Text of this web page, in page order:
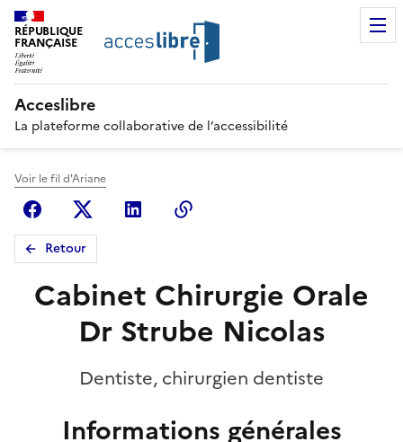
RÉPUBLIQUE
FRANÇAISE
Acceslibre
La plateforme collaborative de l’accessibilité
Voir le fil d'Ariane
FacebookX (anciennement Twitter)
Linkedin
Retour
Cabinet Chirurgie Orale
Dr Strube Nicolas
Dentiste, chirurgien dentiste
Informations générales